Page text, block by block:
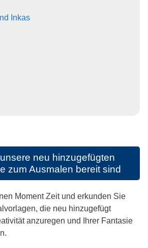
Inkas
neu hinzugefügten
zum Ausmalen bereit sind
Moment Zeit und erkunden Sie
die neu hinzugefügt
anzuregen und Ihrer Fantasie